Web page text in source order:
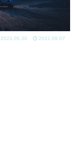
2023.06.30 2022.08.07